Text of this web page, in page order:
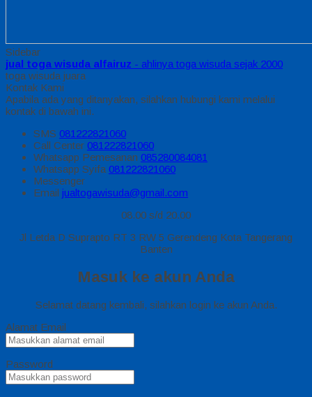
Sidebar
jual toga wisuda alfairuz - ahlinya toga wisuda sejak 2000
toga wisuda juara
Kontak Kami
Apabila ada yang ditanyakan, silahkan hubungi kami melalui
kontak di bawah ini.
SMS 081222821060
Call Center 081222821060
Whatsapp Pemesanan 085280084081
Whatsapp Syifa 081222821060
Messenger
Email jualtogawisuda@gmail.com
08.00 s/d 20.00
Jl Letda D Suprapto RT 3 RW 5 Gerendeng Kota Tangerang
Banten
Masuk ke akun Anda
Selamat datang kembali, silahkan login ke akun Anda.
Alamat Email
Password